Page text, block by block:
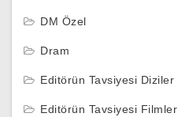
DM Özel
Dram
Editörün Tavsiyesi Diziler
Editörün Tavsiyesi Filmler